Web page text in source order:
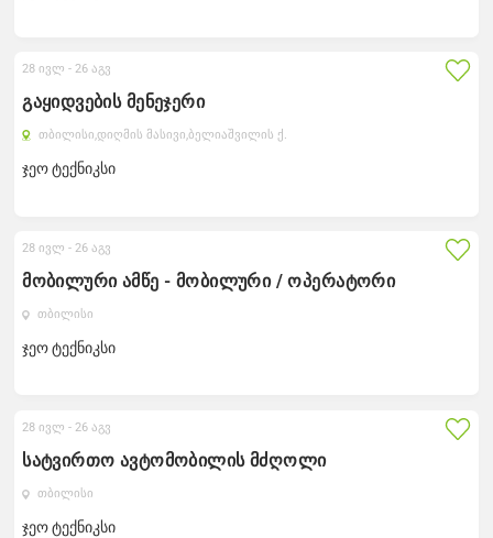
გაყიდვების მენეჯერი
თბილისი,დიღმის მასივი,ბელიაშვილის ქ.
ჯეო ტექნიკსი
28 ივლ -26 აგვ
მობილური ამწე - მობილური / ოპერატორი
თბილისი
ჯეო ტექნიკსი
28 ივლ -26 აგვ
სატვირთო ავტომობილის მძღოლი
თბილისი
ჯეო ტექნიკსი
28 ივლ -26 აგვ